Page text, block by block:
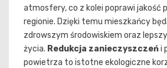
atmosfery, co z kolei poprawi jakość
regionie. Dzięki temu mieszkańcy
zdrowszym środowiskiem oraz
życia. Redukcja zanieczyszczeńi
powietrza to istotne ekologiczne